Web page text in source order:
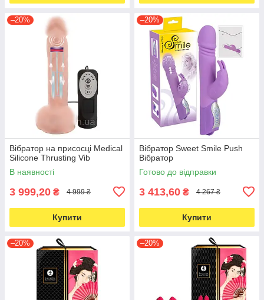
–20%
Вібратор на присосці Medical
Silicone Thrusting Vib
В наявності
3 999,20 ₴ 4 999 ₴
Купити
–20%
Вібратор Sweet Smile Push
Вібратор
Готово до відправки
3 413,60 ₴ 4 267 ₴
Купити
–20% –20%